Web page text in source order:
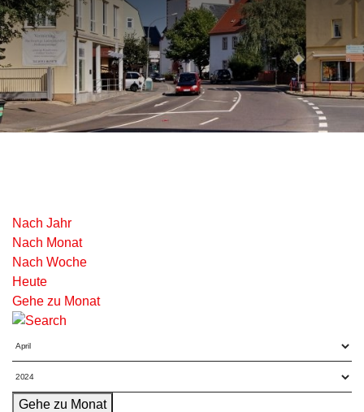
Nach Jahr
Nach Monat
Nach Woche
Heute
Gehe zu Monat
Gehe zu Monat